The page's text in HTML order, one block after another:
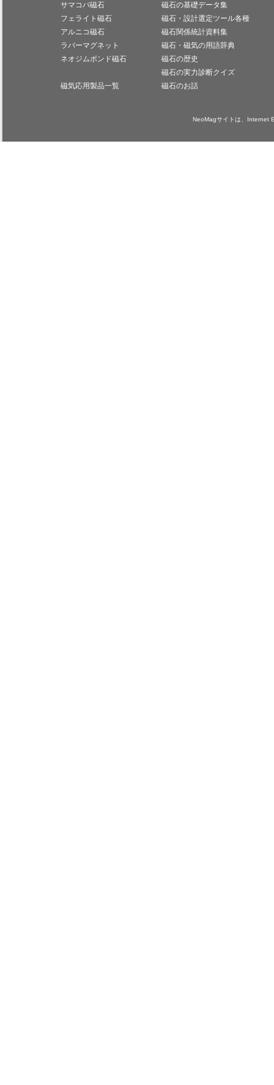
サマコバ磁石
フェライト磁石
アルニコ磁石
ラバーマグネット
ネオジムボンド磁石
磁気応用製品一覧
磁石の基礎データ集
磁石・設計選定ツール各種
磁石関係統計資料集
磁石・磁気の用語辞典
磁石の歴史
磁石の実力診断クイズ
磁石のお話
NeoMagサイトは、Internet